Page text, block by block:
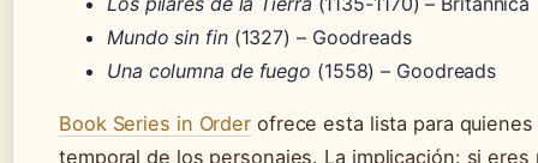
Mundo sin fin(1327) – Goodreads
Una columna de fuego (1558) – Goodreads
Book Series in Order ofrece esta lista para
temporal de los personajes. La implicación: si